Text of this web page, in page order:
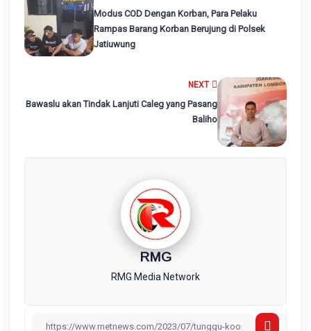
NEXT
Bawaslu akan Tindak Lanjuti Caleg yang Pasang
Baliho
Modus COD Dengan Korban, Para Pelaku
Rampas Barang Korban Berujung di Polsek
Jatiuwung
RMG
RMG Media Network